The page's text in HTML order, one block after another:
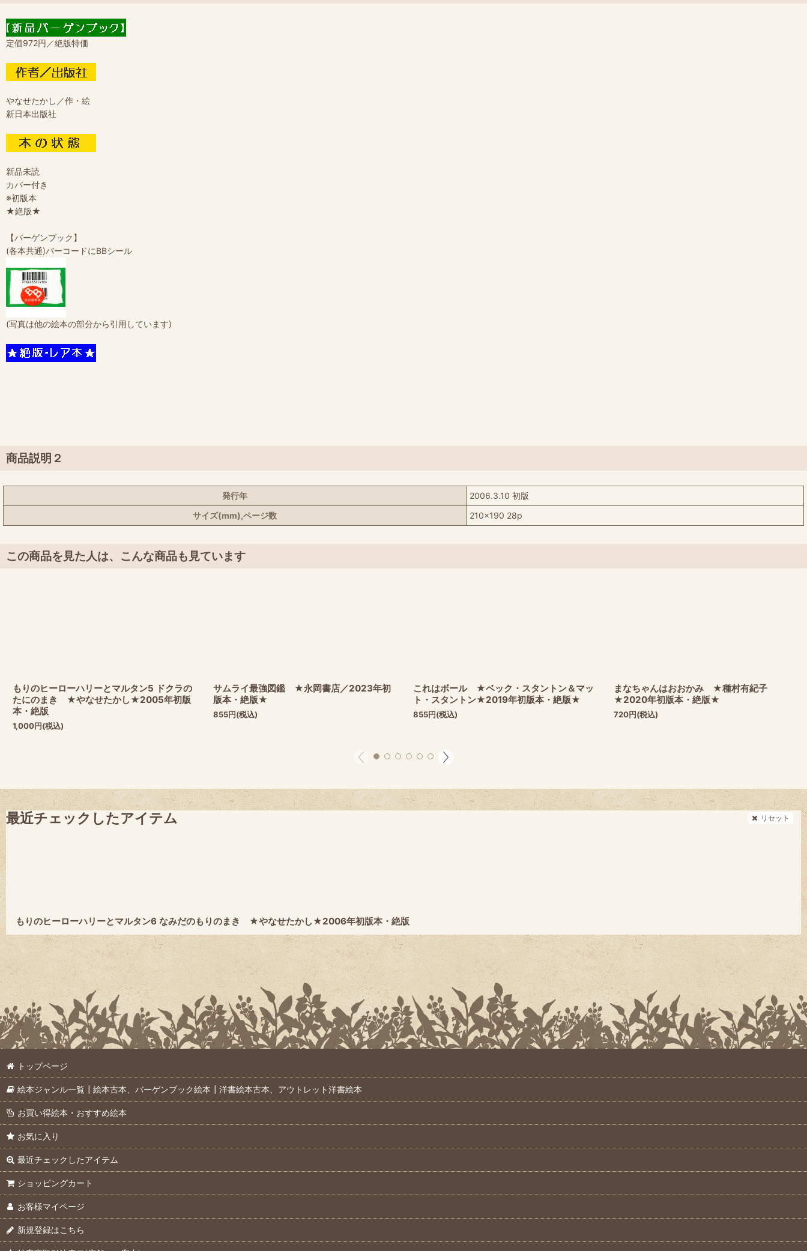
定価972円／絶版特価
やなせたかし／作・絵
新日本出版社
新品未読
カバー付き
※初版本
★絶版★
【バーゲンブック】
(各本共通)バーコードにBBシール
(写真は他の絵本の部分から引用しています)
商品説明２
発行年
2006.3.10 初版
サイズ(mm),ページ数
210x190 28p
この商品を見た人は、こんな商品も見ています
もりのヒーローハリーとマルタン5 ドクラの
たにのまき ★やなせたかし★2005年初版
本・絶版
1,000円(税込)
サムライ最強図鑑 ★永岡書店／2023年初
版本・絶版★
855円(税込)
これはボール ★ベック・スタントン＆マッ
ト・スタントン★2019年初版本・絶版★
855円(税込)
まなちゃんはおおかみ ★種村有紀子
★2020年初版本・絶版★
720円(税込)
最近チェックしたアイテム リセット
もりのヒーローハリーとマルタン6 なみだのもりのまき ★やなせたかし★2006年初版本・絶版
トップページ
絵本ジャンル一覧┃絵本古本、バーゲンブック絵本┃洋書絵本古本、アウトレット洋書絵本
お買い得絵本・おすすめ絵本
お気に入り
最近チェックしたアイテム
ショッピングカート
お客様マイページ
新規登録はこちら